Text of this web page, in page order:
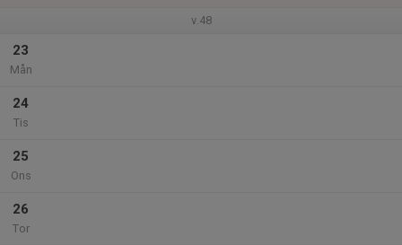
v.48
23
Mån
24
Tis
25
Ons
26
Tor